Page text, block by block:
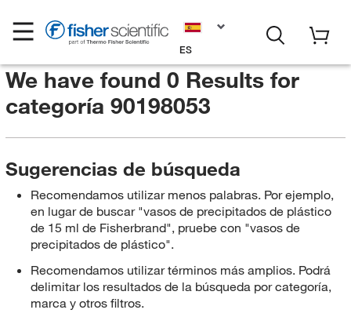
ES
We have found 0 Results for
categoría 90198053
Sugerencias de búsqueda
Recomendamos utilizar menos palabras. Por ejemplo,
en lugar de buscar "vasos de precipitados de plástico
de 15 ml de Fisherbrand", pruebe con "vasos de
precipitados de plástico".
Recomendamos utilizar términos más amplios. Podrá
delimitar los resultados de la búsqueda por categoría,
marca y otros filtros.